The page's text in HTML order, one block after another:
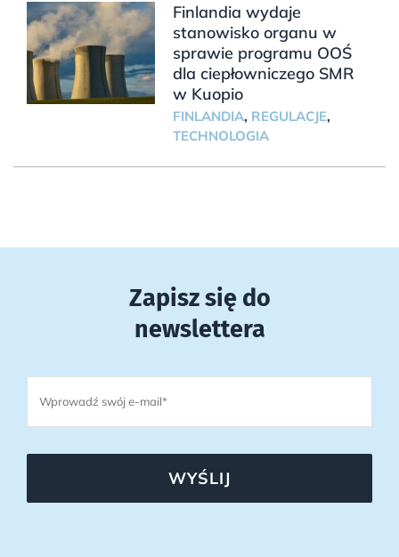
Finlandia wydaje
stanowisko organu w
sprawie programu OOŚ
dla ciepłowniczego SMR
w Kuopio
FINLANDIA, REGULACJE,
TECHNOLOGIA
Zapisz się do
newslettera
WYŚLIJ